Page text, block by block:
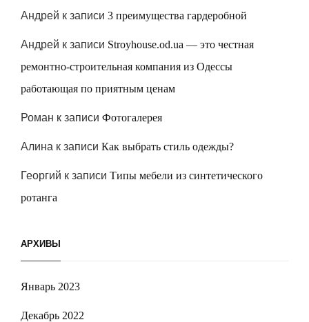
Андрей к записи 3 преимущества гардеробной
Андрей к записи Stroyhouse.od.ua — это честная
ремонтно-строительная компания из Одессы
работающая по приятным ценам
Роман к записи Фотогалерея
Алина к записи Как выбрать стиль одежды?
Георгий к записи Типы мебели из синтетического
ротанга
АРХИВЫ
Январь 2023
Декабрь 2022